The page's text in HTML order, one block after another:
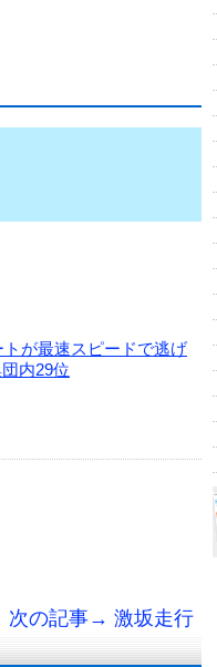
が最速スピードで逃げ
内29位
次の記事→ 激坂走行